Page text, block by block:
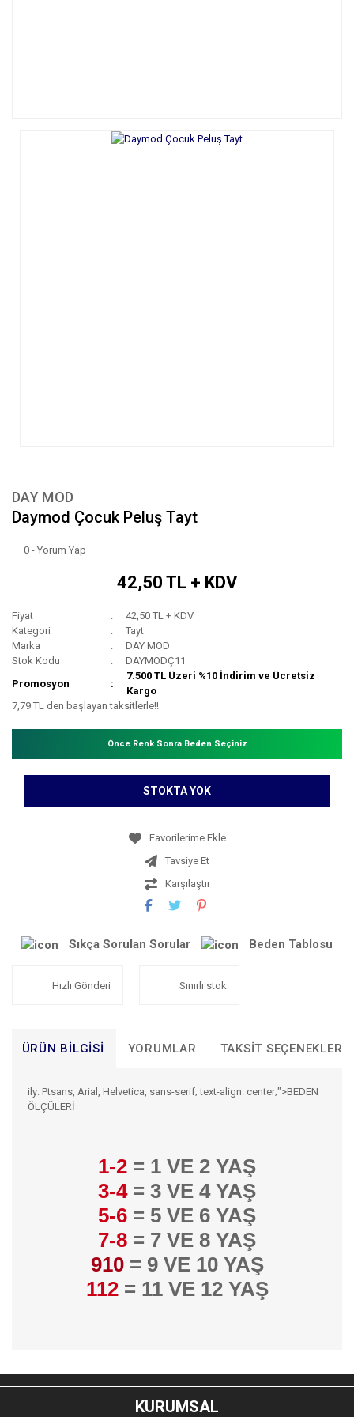
DAY MOD
Daymod Çocuk Peluş Tayt
0 - Yorum Yap
42,50 TL + KDV
Fiyat
42,50 TL + KDV
Kategori
Tayt
Marka
DAY MOD
Stok Kodu
DAYMODÇ11
Promosyon
7.500 TL Üzeri %10 İndirim ve Ücretsiz
Kargo
7,79 TL den başlayan taksitlerle!!
Önce Renk Sonra Beden Seçiniz
STOKTA YOK
Tavsiye Et
Karşılaştır
Sıkça Sorulan Sorular Beden Tablosu
Hızlı Gönderi Sınırlı stok
ÜRÜN BILGISI YORUMLAR TAKSIT SEÇENEKLERI
ily: Ptsans, Arial, Helvetica, sans-serif; text-align: center;">BEDEN
ÖLÇÜLERİ
1-2 = 1 VE 2 YAŞ
3-4= 3 VE 4 YAŞ
5-6 = 5 VE 6 YAŞ
7-8 = 7 VE 8 YAŞ
910= 9 VE 10 YAŞ
112= 11 VE 12 YAŞ
Bu ürünün fiyat bilgisi, resim, ürün açıklamalarında ve diğer
konularda yetersiz gördüğünüz noktaları öneri formunu
kullanarak tarafımıza iletebilirsiniz.
KURUMSAL